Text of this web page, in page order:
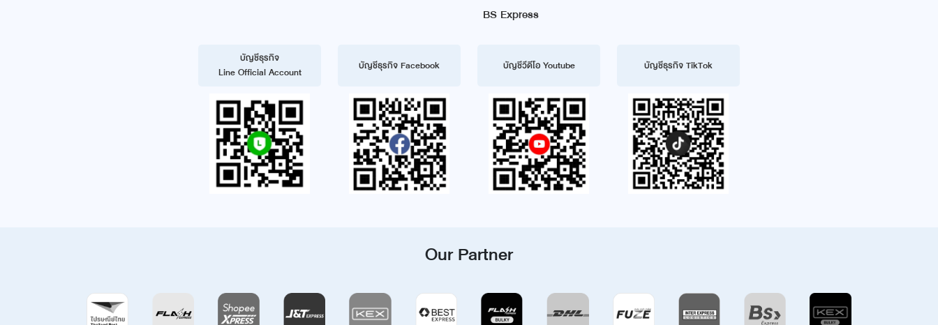
BS Express
บัญชีธุรกิจ
Line Official Account
บัญชีธุรกิจ Facebook บัญชีวีดีโอ Youtube บัญชีธุรกิจ TikTok
Our Partner